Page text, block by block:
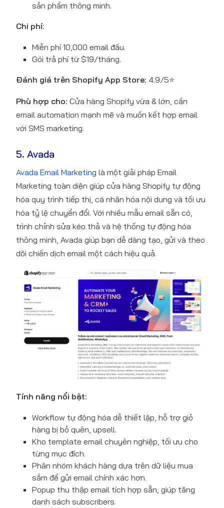
sản phẩm thông minh.
Chi phí:
Miễn phí 10,000 email đầu.
Gói trả phí từ $19/tháng.
Đánh giá trên Shopify App Store: 4.9/5⭐
Phù hợp cho: Cửa hàng Shopify vừa & lớn, cần
email automation mạnh mẽ và muốn kết hợp email
với SMS marketing.
5. Avada
Avada Email Marketing là một giải pháp Email
Marketing toàn diện giúp cửa hàng Shopify tự động
hóa quy trình tiếp thị, cá nhân hóa nội dung và tối ưu
hóa tỷ lệ chuyển đổi. Với nhiều mẫu email sẵn có,
trình chỉnh sửa kéo thả và hệ thống tự động hóa
thông minh, Avada giúp bạn dễ dàng tạo, gửi và theo
dõi chiến dịch email một cách hiệu quả.
Tính năng nổi bật:
Workflow tự động hóa dễ thiết lập, hỗ trợ giỏ
hàng bị bỏ quên, upsell.
Kho template email chuyên nghiệp, tối ưu cho
từng mục đích.
Phân nhóm khách hàng dựa trên dữ liệu mua
sắm để gửi email chính xác hơn.
Popup thu thập email tích hợp sẵn, giúp tăng
danh sách subscribers.